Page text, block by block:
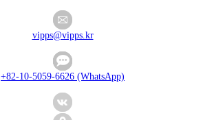
vipps@vipps.kr
+82-10-5059-6626 (WhatsApp)